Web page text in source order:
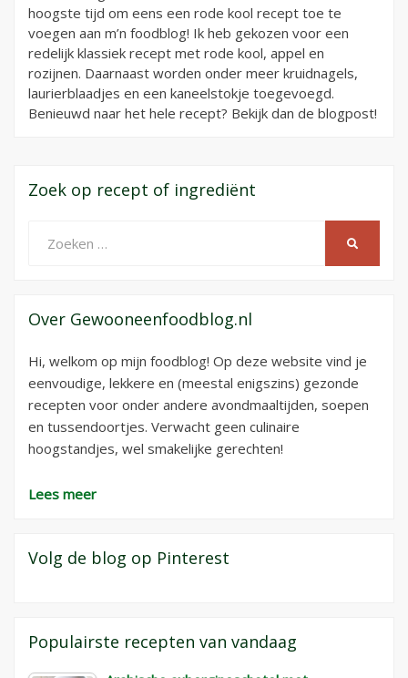
hoogste tijd om eens een rode kool recept toe te
voegen aan m’n foodblog! Ik heb gekozen voor een
redelijk klassiek recept met rode kool, appel en
rozijnen. Daarnaast worden onder meer kruidnagels,
laurierblaadjes en een kaneelstokje toegevoegd.
Benieuwd naar het hele recept? Bekijk dan de blogpost!
Zoek op recept of ingrediënt
naar:
Over Gewooneenfoodblog.nl
Hi, welkom op mijn foodblog! Op deze website vind je
eenvoudige, lekkere en (meestal enigszins) gezonde
recepten voor onder andere avondmaaltijden, soepen
en tussendoortjes. Verwacht geen culinaire
hoogstandjes, wel smakelijke gerechten!
Lees meer
Volg de blog op Pinterest
Populairste recepten van vandaag